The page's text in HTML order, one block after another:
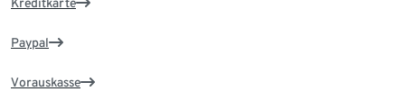
Kreditkarte
Paypal
Vorauskasse